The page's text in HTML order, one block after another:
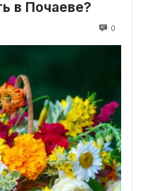
в Почаеве?
0